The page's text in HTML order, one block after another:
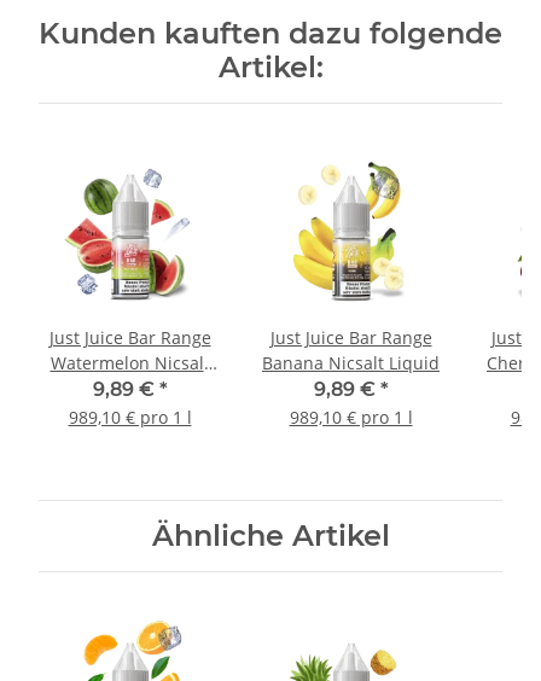
Kunden kauften dazu folgende
Artikel:
Just Juice Bar Range
Watermelon Nicsalt
Liquid
9,89 € *
989,10 € pro 1 l
Just Juice Bar Range
Banana Nicsalt Liquid
9,89 € *
989,10 € pro 1 l
Just
Ähnliche Artikel